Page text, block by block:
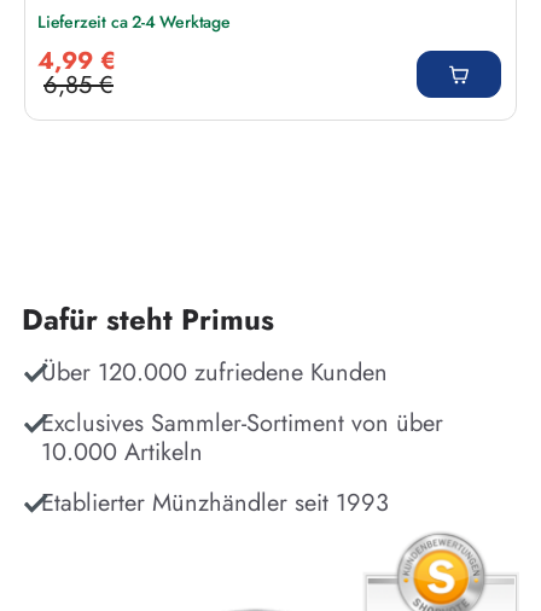
Lieferzeit ca 2-4 Werktage
4,99 €
Regulärer Preis:
6,85 €
Dafür steht Primus
Über 120.000 zufriedene Kunden
Exclusives Sammler-Sortiment von über
10.000 Artikeln
Etablierter Münzhändler seit 1993